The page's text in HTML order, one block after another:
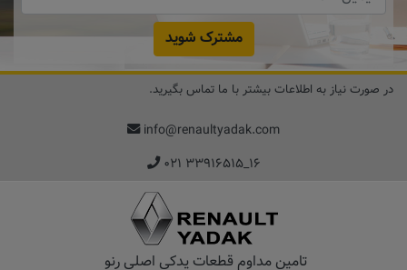
مشترک شوید
در صورت نیاز به اطلاعات بیشتر با ما تماس بگیرید.
info@renaultyadak.com
۰۲۱ ۳۳۹۱۶۵۱۵_۱۶
تامین مداوم قطعات یدکی اصلی رنو